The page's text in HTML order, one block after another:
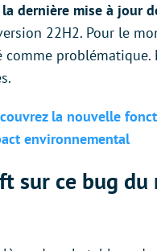
dernière mise à jour
22H2. Pour le
problématique.
la nouvelle
environnemental
sur ce bug